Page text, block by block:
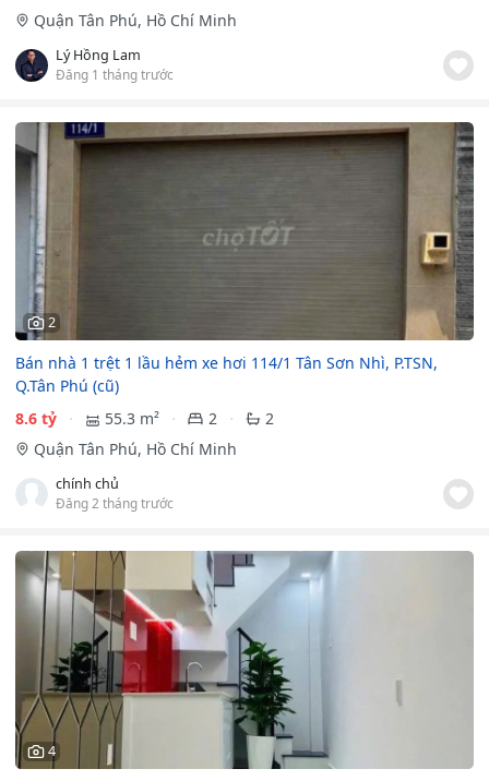
Quận Tân Phú, Hồ Chí Minh
Lý Hồng Lam
Đăng 1 tháng trước
2
Bán nhà 1 trệt 1 lầu hẻm xe hơi 114/1 Tân Sơn Nhì, P.TSN,
Q.Tân Phú (cũ)
8.6 tỷ
55.3 m² 2
2
Quận Tân Phú, Hồ Chí Minh
chính chủ
Đăng 2 tháng trước
4